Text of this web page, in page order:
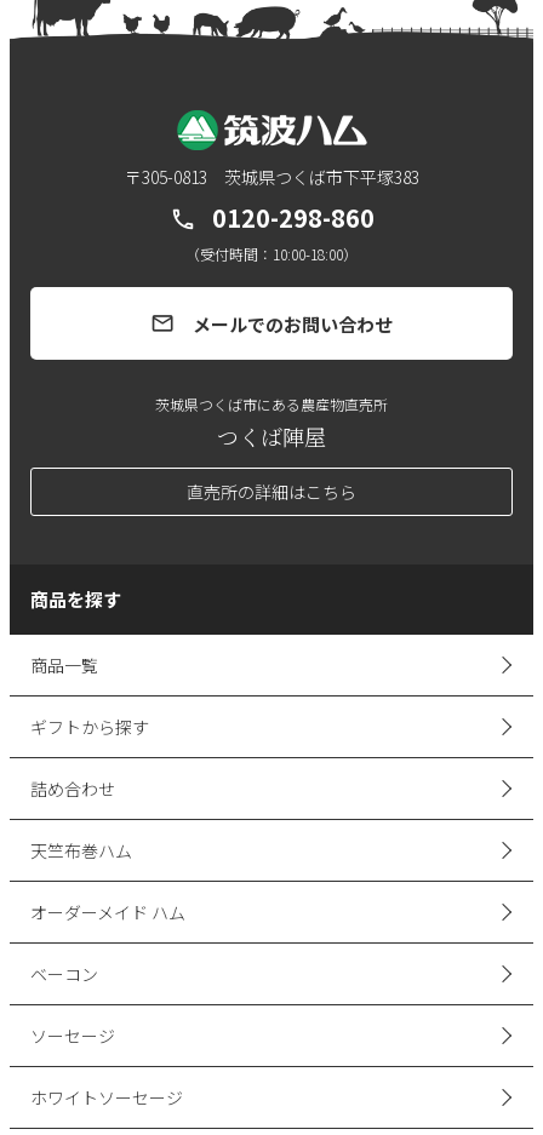
〒305-0813 茨城県つくば市下平塚383
call 0120-298-860
（受付時間：10:00-18:00）
mail メールでのお問い合わせ
茨城県つくば市にある農産物直売所
つくば陣屋
直売所の詳細はこちら
商品を探す
商品一覧
ギフトから探す
詰め合わせ
天竺布巻ハム
オーダーメイド ハム
ベーコン
ソーセージ
ホワイトソーセージ